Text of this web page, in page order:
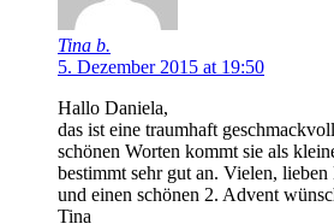
Tina b.
5. Dezember 2015 at 19:50
Hallo Daniela,
das ist eine traumhaft
schönen Worten kommt sie als
bestimmt sehr gut an. Vielen,
und einen schönen 2. Advent
Tina